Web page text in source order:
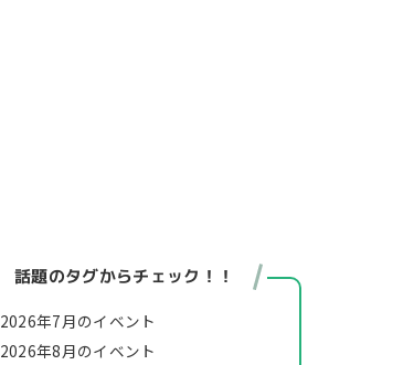
話題のタグからチェック！！
2026年7月のイベント
2026年8月のイベント